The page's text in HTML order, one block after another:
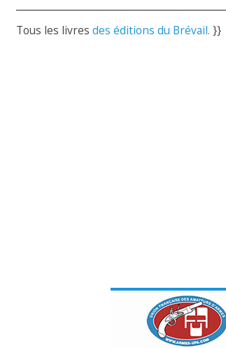
Tous les livres des éditions du Brévail. }}